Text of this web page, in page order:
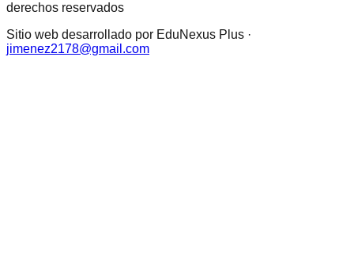
derechos reservados
Sitio web desarrollado por EduNexus Plus ·
jimenez2178@gmail.com